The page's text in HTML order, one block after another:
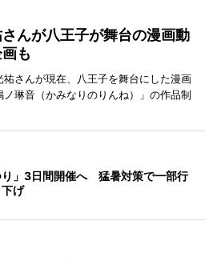
んが八王子が舞台の漫画動
も
さんが現在、八王子を舞台にした漫画
琳音（かみなりのりんね）」の作品制
り」3日間開催へ 猛暑対策で一部行
げ